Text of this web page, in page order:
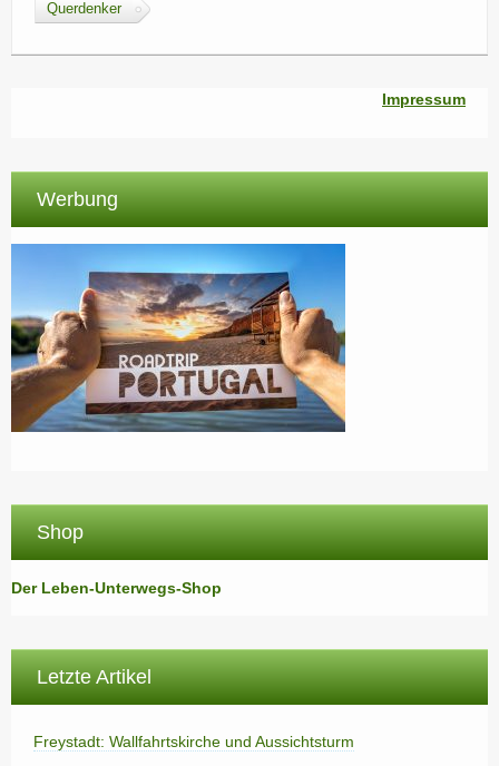
Querdenker
Impressum
Werbung
Shop
Der Leben-Unterwegs-Shop
Letzte Artikel
Freystadt: Wallfahrtskirche und Aussichtsturm